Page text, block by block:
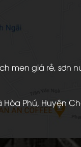
men giá rẻ, sơn
Hòa Phú, Huyện